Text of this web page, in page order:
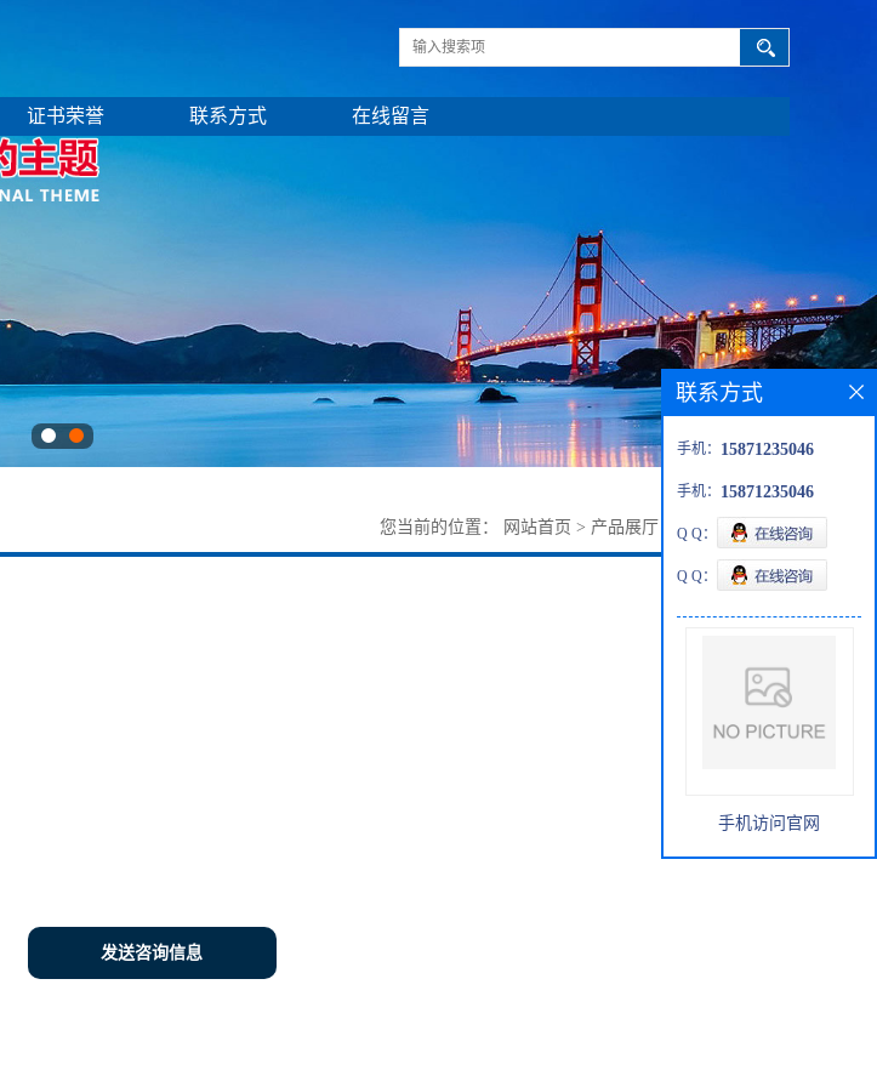
证书荣誉 联系方式 在线留言
您当前的位置： 网站首页 > 产品展厅 中间体 >草酸锂
发送咨询信息
联系方式
手机： 15871235046
手机： 15871235046
Q Q：
Q Q：
手机访问官网